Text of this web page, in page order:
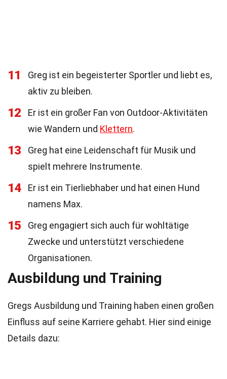
11
Greg ist ein begeisterter Sportler und liebt es,
aktiv zu bleiben.
12
Er ist ein großer Fan von Outdoor-Aktivitäten
wie Wandern und Klettern.
13
Greg hat eine Leidenschaft für Musik und
spielt mehrere Instrumente.
14
Er ist ein Tierliebhaber und hat einen Hund
namens Max.
15
Greg engagiert sich auch für wohltätige
Zwecke und unterstützt verschiedene
Organisationen.
Ausbildung und Training
Gregs Ausbildung und Training haben einen großen
Einfluss auf seine Karriere gehabt. Hier sind einige
Details dazu: